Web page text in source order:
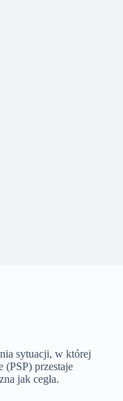
sytuacji, w której
(PSP) przestaje
jak cegła.